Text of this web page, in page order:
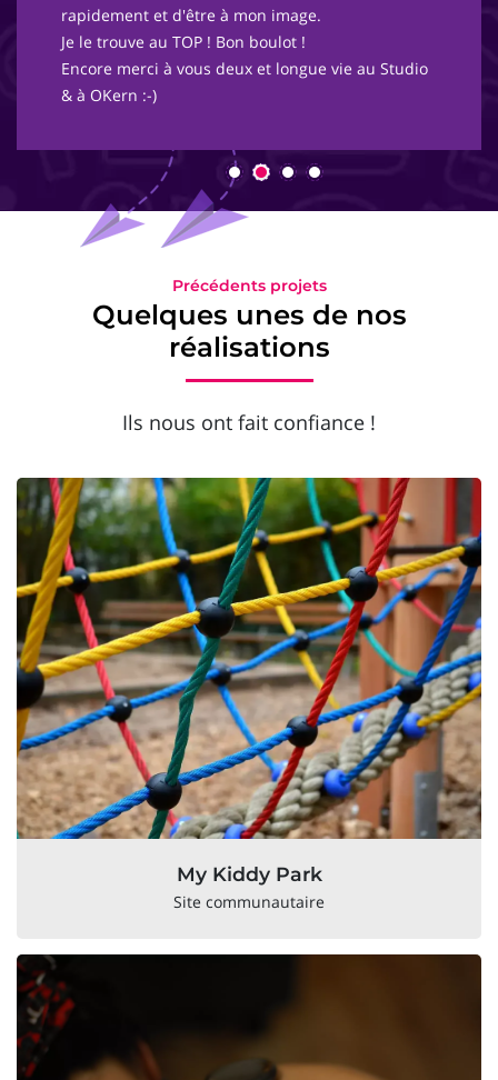
rapidement et d'être à mon image.
Je le trouve au TOP ! Bon boulot !
Encore merci à vous deux et longue vie au Studio
& à OKern :-)
Précédents projets
Quelques unes de nos
réalisations
Ils nous ont fait confiance !
My Kiddy Park
Site communautaire